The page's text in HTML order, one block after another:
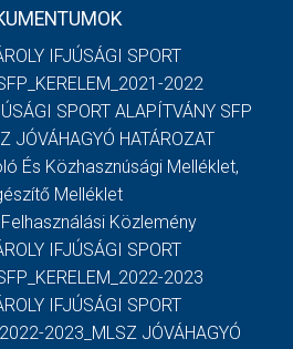
IFJÚSÁGI SPORT
2022
SPORT ALAPÍTVÁNY SFP
JÓVÁHAGYÓ HATÁROZAT
És Közhasznúsági Melléklet,
Melléklet
Közlemény
IFJÚSÁGI SPORT
2023
IFJÚSÁGI SPORT
2023_MLSZ JÓVÁHAGYÓ